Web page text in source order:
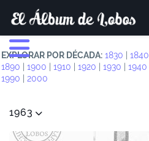
EXPLORAR POR DÉCADA: 1830 1840
1890
1900 1910 1920 1930 1940
1990
2000
1963